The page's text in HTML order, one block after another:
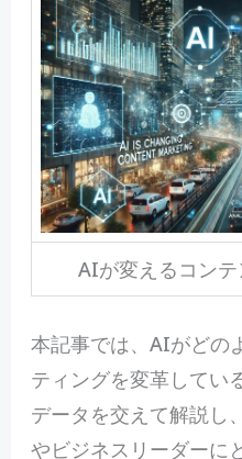
AIが変えるコン
本記事では、AIがどの
ティングを変革してい
データを交えて解説し
やビジネスリーダーに